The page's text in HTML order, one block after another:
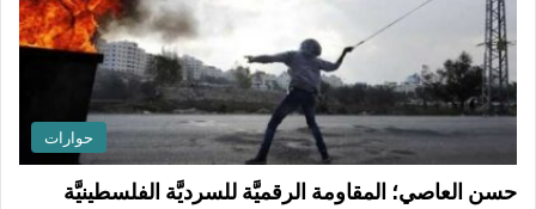
حوارات
حسن العاصي؛ المقاومة الرقميَّة للسرديَّة الفلسطينيَّة